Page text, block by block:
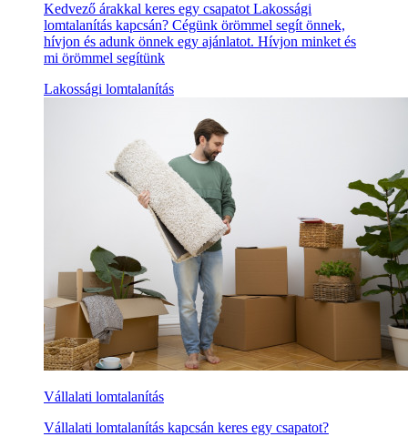
Kedvező árakkal keres egy csapatot Lakossági
lomtalanítás kapcsán? Cégünk örömmel segít önnek,
hívjon és adunk önnek egy ajánlatot. Hívjon minket és
mi örömmel segítünk
Lakossági lomtalanítás
Vállalati lomtalanítás
Vállalati lomtalanítás kapcsán keres egy csapatot?